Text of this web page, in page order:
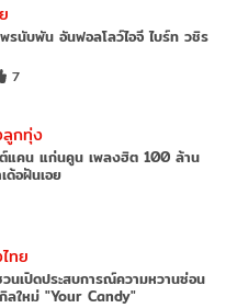
พรนับพัน อันฟอลโลว์ไอจี ไบร์ท วชิร
7
ลูกทุ่ง
แคน แก่นคูน เพลงฮิต 100 ล้าน
ด้อฝันเอย
ทย
นเปิดประสบการณ์ความหวานซ่อน
กิลใหม่ "Your Candy"